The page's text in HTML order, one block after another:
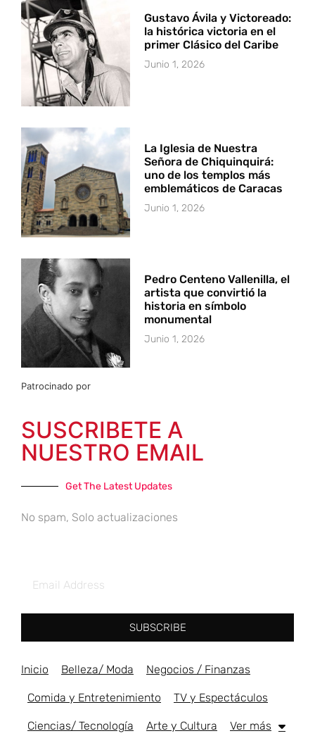
Gustavo Ávila y Victoreado:
la histórica victoria en el
primer Clásico del Caribe
Junio 1, 2026
La Iglesia de Nuestra
Señora de Chiquinquirá:
uno de los templos más
emblemáticos de Caracas
Junio 1, 2026
Pedro Centeno Vallenilla, el
artista que convirtió la
historia en símbolo
monumental
Junio 1, 2026
Patrocinado por
SUSCRIBETE A
NUESTRO EMAIL
Get The Latest Updates
No spam, Solo actualizaciones
SUBSCRIBE
Inicio Belleza/ Moda Negocios / Finanzas
Comida y Entretenimiento TV y Espectáculos
Ciencias/ Tecnología Arte y Cultura Ver más